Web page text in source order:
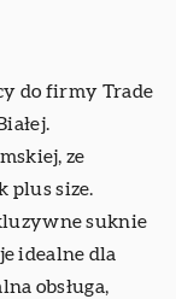
do firmy Trade
ze
plus size.
suknie
idealne dla
obsługa,